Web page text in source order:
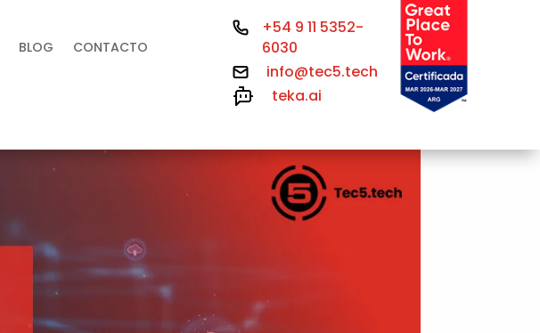
BLOG CONTACTO
+54 9 11 5352-
6030
info@tec5.tech
teka.ai